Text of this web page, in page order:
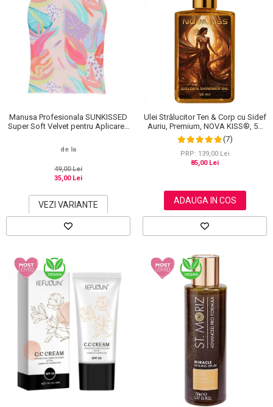
Manusa Profesionala SUNKISSED
Super Soft Velvet pentru Aplicarea
de la
49,00 Lei
35,00 Lei
VEZI VARIANTE
Ulei Strălucitor Ten & Corp cu Sidef
Auriu, Premium, NOVA KISS®, 50
ml
(7)
PRP: 139,00 Lei
85,00 Lei
ADAUGA IN COS